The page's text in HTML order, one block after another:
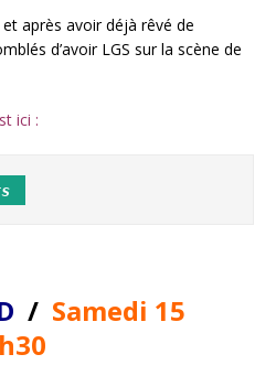
après avoir déjà rêvé de
d’avoir LGS sur la scène de
ici :
/ Samedi 15